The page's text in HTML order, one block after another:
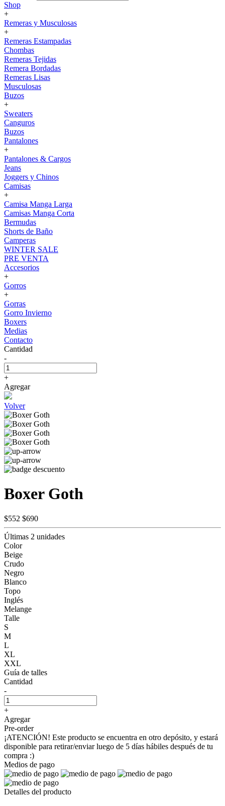
Shop
+
Remeras y Musculosas
+
Remeras Estampadas
Chombas
Remeras Tejidas
Remera Bordadas
Remeras Lisas
Musculosas
Buzos
+
Sweaters
Canguros
Buzos
Pantalones
+
Pantalones & Cargos
Jeans
Joggers y Chinos
Camisas
+
Camisa Manga Larga
Camisas Manga Corta
Bermudas
Shorts de Baño
Camperas
WINTER SALE
PRE VENTA
Accesorios
+
Gorros
+
Gorras
Gorro Invierno
Boxers
Medias
Contacto
Cantidad
-
+
Agregar
Volver
Boxer Goth
$552 $690
Últimas 2 unidades
Color
Beige
Crudo
Negro
Blanco
Topo
Inglés
Melange
Talle
S
M
L
XL
XXL
Guía de talles
Cantidad
-
+
Agregar
Pre-order
¡ATENCIÓN! Este producto se encuentra en otro depósito, y estará
disponible para retirar/enviar luego de 5 días hábiles después de tu
compra :)
Medios de pago
Detalles del producto